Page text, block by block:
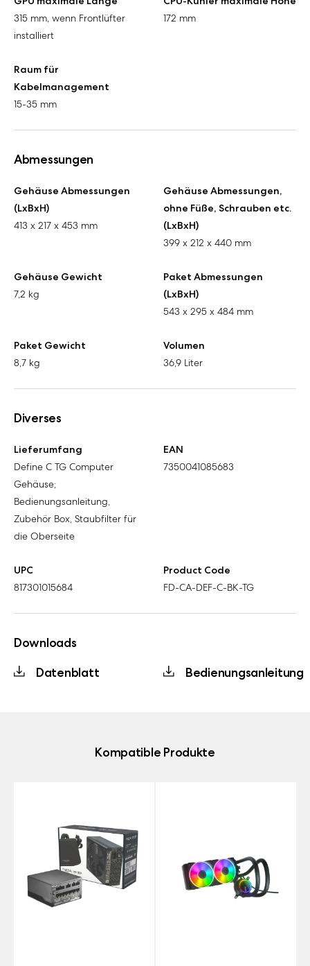
315 mm, wenn Frontlüfter
installiert
172 mm
Raum für
Kabelmanagement
15-35 mm
Abmessungen
Gehäuse Abmessungen
(LxBxH)
413 x 217 x 453 mm
Gehäuse Abmessungen,
ohne Füße, Schrauben etc.
(LxBxH)
399 x 212 x 440 mm
Gehäuse Gewicht
7,2 kg
Paket Abmessungen
(LxBxH)
543 x 295 x 484 mm
Paket Gewicht
8,7 kg
Volumen
36,9 Liter
Diverses
Lieferumfang
Define C TG Computer
Gehäuse;
Bedienungsanleitung,
Zubehör Box, Staubfilter für
die Oberseite
EAN
7350041085683
UPC
817301015684
Product Code
FD-CA-DEF-C-BK-TG
Downloads
Datenblatt
Bedienungsanleitung
Kompatible Produkte